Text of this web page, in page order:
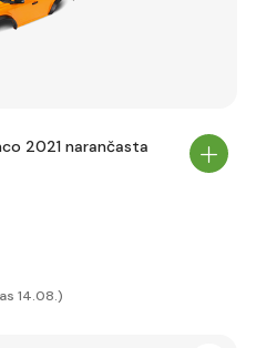
2021 narančasta
14.08.)